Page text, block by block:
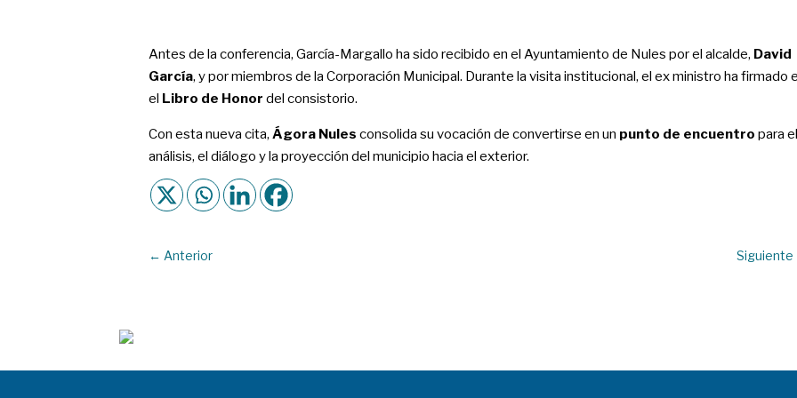
Antes de la conferencia, García-Margallo ha sido recibido en el Ayuntamiento de Nules por el alcalde, David
García, y por miembros de la Corporación Municipal. Durante la visita institucional, el ex ministro ha firmado
el Libro de Honor del consistorio.
Con esta nueva cita, Ágora Nules consolida su vocación de convertirse en un punto de encuentro para el
análisis, el diálogo y la proyección del municipio hacia el exterior.
← Anterior Siguiente